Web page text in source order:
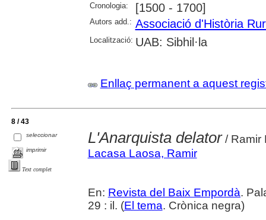
Cronologia:
[1500 - 1700]
Autors add.: Associació d'Història
Localització: UAB: Sibhil·la
Enllaç permanent a aquest
8 / 43
seleccionar
imprimir
Text complet
L'Anarquista delator/ Ramir
Lacasa Laosa, Ramir
En: Revista del Baix Empordà.
29 : il. (El tema. Crònica negra)